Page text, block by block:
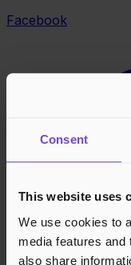
Consent
This website uses
We use cookies to
media features and
also share
Facebook